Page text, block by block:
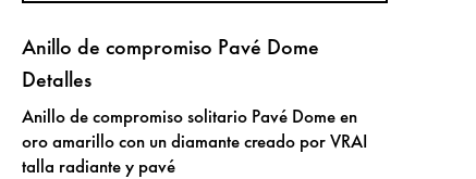
Anillo de compromiso Pavé Dome
Detalles
Anillo de compromiso solitario Pavé Dome en
oro amarillo con un diamante creado por VRAI
talla radiante y pavé